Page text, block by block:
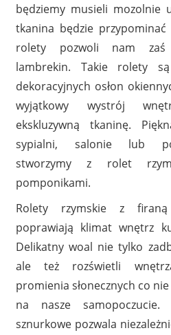
będziemy musieli mozolnie
tkanina będzie przypominać
rolety pozwoli nam zaś
lambrekin. Takie rolety
dekoracyjnych osłon
wyjątkowy wystrój
ekskluzywną tkaninę.
sypialni, salonie lub
stworzymy z rolet
pomponikami.
Rolety rzymskie z
poprawiają klimat wnętrz
Delikatny woal nie tylko
ale też rozświetli
promienia słonecznych co
na nasze samopoczucie.
sznurkowe pozwala